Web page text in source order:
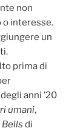
non
o interesse.
un
prima di
anni ’20
umani,
Bells di